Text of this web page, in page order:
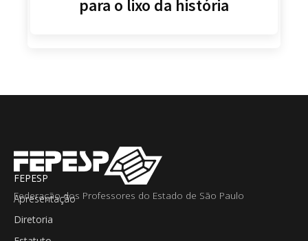
para o lixo da história
Federação dos Professores do Estado de São Paulo
FEPESP
Apresentação
Diretoria